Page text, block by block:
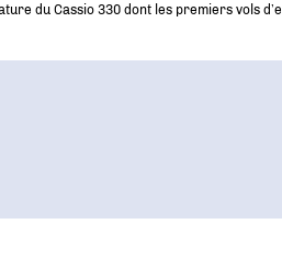
du Cassio 330 dont les premiers vols